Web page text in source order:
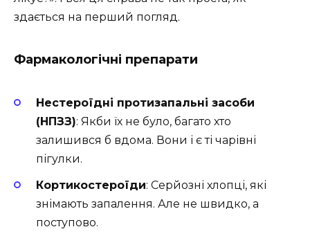
здається на перший погляд.
Фармакологічні препарати
Нестероїдні протизапальні засоби
(НПЗЗ): Якби їх не було, багато хто
залишився б вдома. Вони і є ті чарівні
пігулки.
Кортикостероїди: Серйозні хлопці, які
знімають запалення. Але не швидко, а
поступово.